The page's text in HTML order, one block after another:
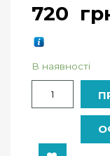
720
В наявності